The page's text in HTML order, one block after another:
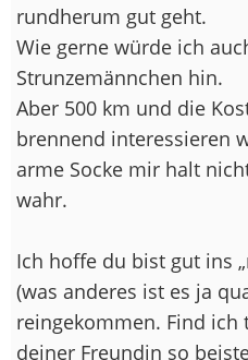
rundherum gut geht.
Wie gerne würde ich
Strunzemännchen hin.
Aber 500 km und die
brennend interessieren
arme Socke mir halt
wahr.
Ich hoffe du bist gut ins
(was anderes ist es ja
reingekommen. Find ich
deiner Freundin so